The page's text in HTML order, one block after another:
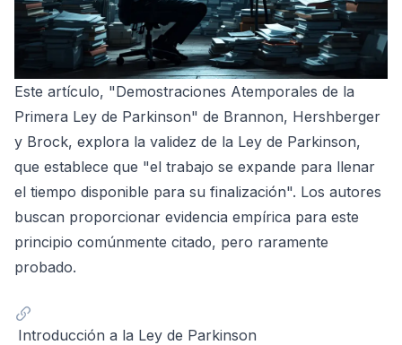
Este artículo, "Demostraciones Atemporales de la
Primera Ley de Parkinson" de Brannon, Hershberger
y Brock, explora la validez de la Ley de Parkinson,
que establece que "el trabajo se expande para llenar
el tiempo disponible para su finalización". Los autores
buscan proporcionar evidencia empírica para este
principio comúnmente citado, pero raramente
probado.
Introducción a la Ley de Parkinson